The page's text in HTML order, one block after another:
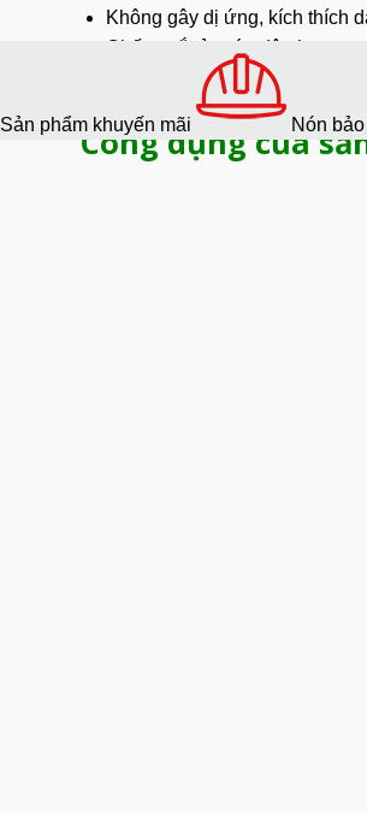
Không gây dị ứng, kích thích
Chống cắt ở mức độ nhẹ
Đeo sát tay, độ bám tốt, dễ
Chất lieeujL Len cotton thoáng
Công dụng của
Sản phẩm khuyến mãi Nón